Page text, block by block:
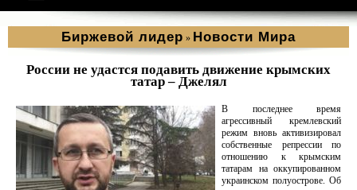
Биржевой лидер » Новости Мира
России не удастся подавить движение крымских
татар – Джелял
В последнее время
агрессивный кремлевский
режим вновь активизировал
собственные репрессии по
отношению к крымским
татарам на оккупированном
украинском полуострове. Об